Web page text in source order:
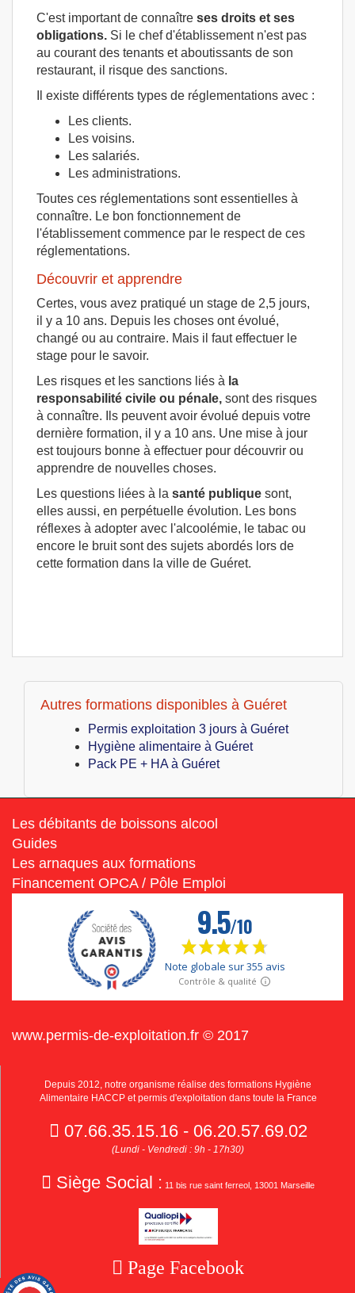
C'est important de connaître ses droits et ses
obligations. Si le chef d'établissement n'est pas
au courant des tenants et aboutissants de son
restaurant, il risque des sanctions.
Il existe différents types de réglementations avec :
Les clients.
Les voisins.
Les salariés.
Les administrations.
Toutes ces réglementations sont essentielles à
connaître. Le bon fonctionnement de
l'établissement commence par le respect de ces
réglementations.
Découvrir et apprendre
Certes, vous avez pratiqué un stage de 2,5 jours,
il y a 10 ans. Depuis les choses ont évolué,
changé ou au contraire. Mais il faut effectuer le
stage pour le savoir.
Les risques et les sanctions liés à la
responsabilité civile ou pénale, sont des risques
à connaître. Ils peuvent avoir évolué depuis votre
dernière formation, il y a 10 ans. Une mise à jour
est toujours bonne à effectuer pour découvrir ou
apprendre de nouvelles choses.
Les questions liées à la santé publique sont,
elles aussi, en perpétuelle évolution. Les bons
réflexes à adopter avec l'alcoolémie, le tabac ou
encore le bruit sont des sujets abordés lors de
cette formation dans la ville de Guéret.
Autres formations disponibles à Guéret
Permis exploitation 3 jours à Guéret
Hygiène alimentaire à Guéret
Pack PE + HA à Guéret
Les débitants de boissons alcool
Guides
Les arnaques aux formations
Financement OPCA / Pôle Emploi
www.permis-de-exploitation.fr © 2017
Depuis 2012, notre organisme réalise des formations Hygiène
Alimentaire HACCP et permis d'exploitation dans toute la France
07.66.35.15.16 - 06.20.57.69.02
(Lundi - Vendredi : 9h - 17h30)
Siège Social : 11 bis rue saint ferreol, 13001 Marseille
Page Facebook